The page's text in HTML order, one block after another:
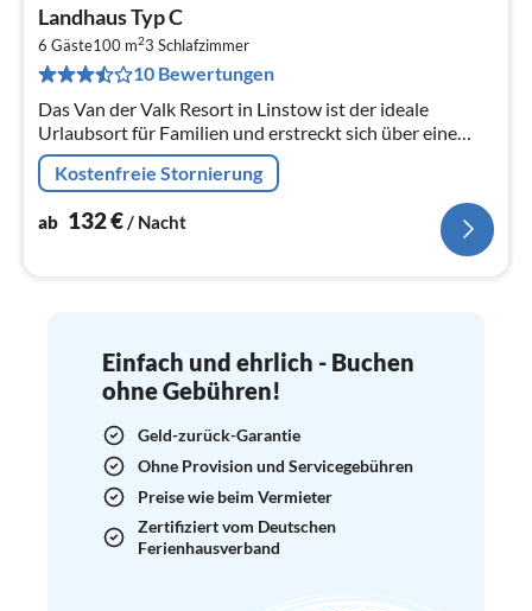
Landhaus Typ C
6 Gäste100 m23 Schlafzimmer
10 Bewertungen
Das Van der Valk Resort in Linstow ist der ideale
Urlaubsort für Familien und erstreckt sich über eine
weitläufige, malerische Landschaft mit 400
verschiedenen Ferienhäusern und...
Kostenfreie Stornierung
ab 132€/ Nacht
Einfach und ehrlich - Buchen
ohne Gebühren!
Geld-zurück-Garantie
Ohne Provision und Servicegebühren
Preise wie beim Vermieter
Zertifiziert vom Deutschen
Ferienhausverband